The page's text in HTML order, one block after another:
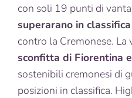
con soli 19 punti di
superarano in
contro la Cremonese.
sconfitta di Fiorentina
sostenibili cremonesi di
posizioni in classifica.